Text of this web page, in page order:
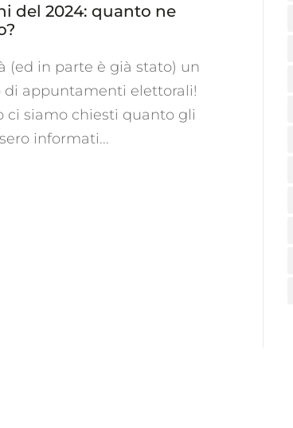
del 2024: quanto ne
(ed in parte è già stato) un
di appuntamenti elettorali!
ci siamo chiesti quanto gli
informati...